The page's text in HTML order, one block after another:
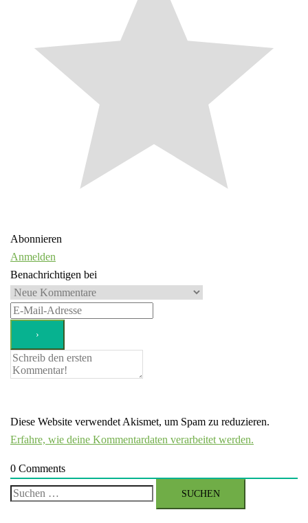
Abonnieren
Anmelden
Benachrichtigen bei
Diese Website verwendet Akismet, um Spam zu reduzieren.
Erfahre, wie deine Kommentardaten verarbeitet werden.
0 Comments
Suchen